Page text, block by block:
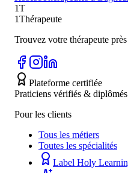
1T
1Thérapeute
Trouvez votre thérapeute
Plateforme certifiée
Praticiens vérifiés & diplômés
Pour les clients
Tous les métiers
Toutes les spécialités
Label Holy